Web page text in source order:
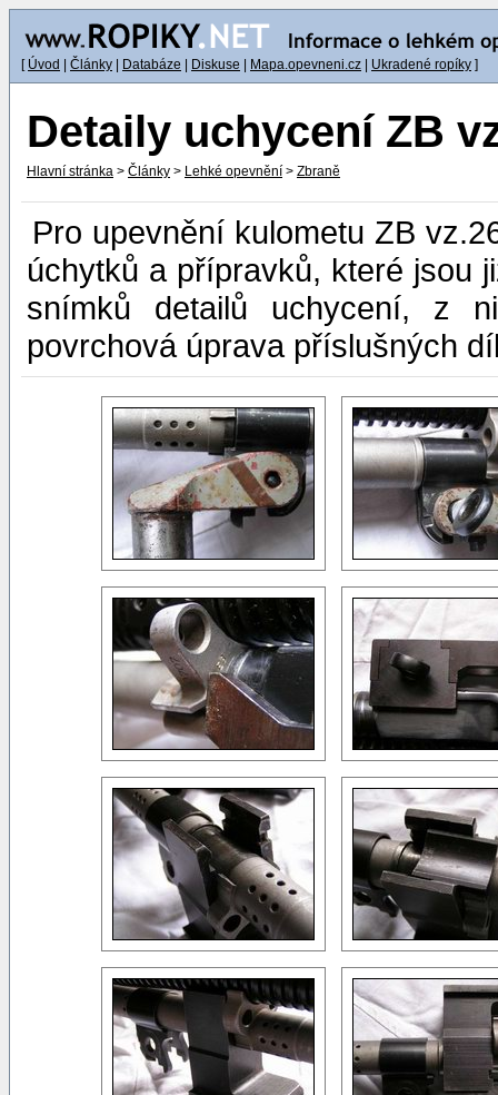
[ Úvod Články Databáze Diskuse Mapa.opevneni.cz Ukradené ropíky ]
Detaily uchycení ZB
Hlavní stránka > Články > Lehké opevnění > Zbraně
Pro upevnění kulometu ZB
úchytků a přípravků, které jsou
snímků detailů uchycení, z
povrchová úprava příslušných